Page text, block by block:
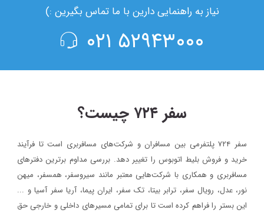
نیاز به راهنمایی دارین با ما تماس بگیرین :)
۵۲۹۴۳۰۰۰ ۰۲۱
سفر ۷۲۴ چیست؟
سفر ۷۲۴ پلتفرمی بین مسافران و شرکت‌های مسافربری است تا فرآیند
خرید و فروش بلیط اتوبوس را تغییر دهد. بررسی مداوم برترین دفترهای
مسافربری و همکاری با شرکت‌هایی معتبر مانند سیروسفر، همسفر، میهن‌
نور، عدل، رویال سفر، ترابر بیتا، تک سفر، ایران پیما، آریا سفر آسیا و ...
این بستر را فراهم کرده است تا برای تمامی مسیرهای داخلی و خارجی حق